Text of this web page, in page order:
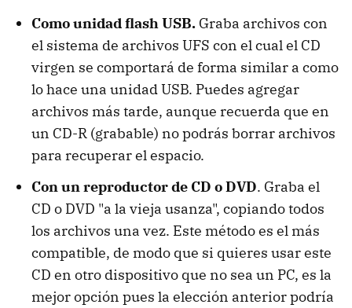
Como unidad flash USB. Graba archivos con
el sistema de archivos UFS con el cual el CD
virgen se comportará de forma similar a como
lo hace una unidad USB. Puedes agregar
archivos más tarde, aunque recuerda que en
un CD-R (grabable) no podrás borrar archivos
para recuperar el espacio.
Con un reproductor de CD o DVD. Graba el
CD o DVD "a la vieja usanza", copiando todos
los archivos una vez. Este método es el más
compatible, de modo que si quieres usar este
CD en otro dispositivo que no sea un PC, es la
mejor opción pues la elección anterior podría